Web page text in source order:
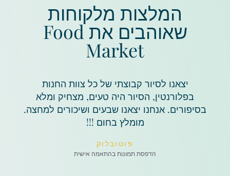
המלצות מלקוחות
שאוהבים את Food
Market
יצאנו לסיור קבוצתי של כל צוות החנות
בפלורנטין, הסיור היה טעים, מצחיק ומלא
בסיפורים. אנחנו יצאנו שבעים ושיכורים למחצה.
מומלץ בחום !!!
פוטובלוק
הדפסת תמונות בהתאמה אישית